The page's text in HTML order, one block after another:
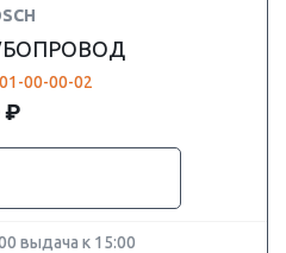
00-00-02
₽
выдача к 15:00